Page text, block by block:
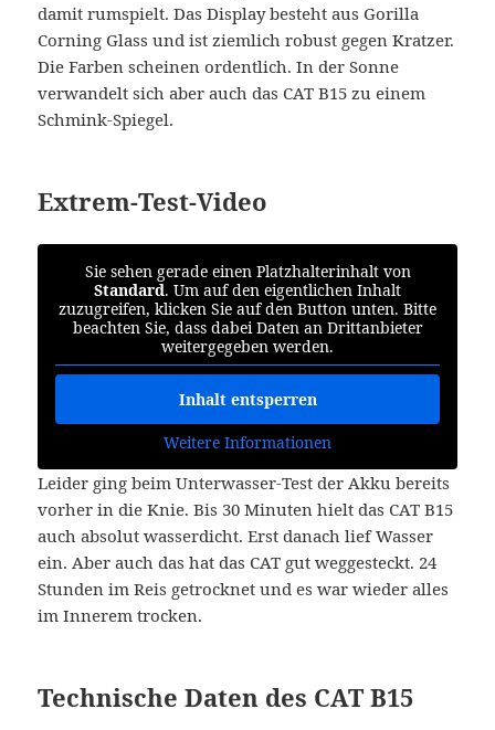
damit rumspielt. Das Display besteht aus Gorilla
Corning Glass und ist ziemlich robust gegen Kratzer.
Die Farben scheinen ordentlich. In der Sonne
verwandelt sich aber auch das CAT B15 zu einem
Schmink-Spiegel.
Extrem-Test-Video
Sie sehen gerade einen Platzhalterinhalt von
Standard. Um auf den eigentlichen Inhalt
zuzugreifen, klicken Sie auf den Button unten. Bitte
beachten Sie, dass dabei Daten an Drittanbieter
weitergegeben werden.
Inhalt entsperren
Weitere Informationen
Leider ging beim Unterwasser-Test der Akku bereits
vorher in die Knie. Bis 30 Minuten hielt das CAT B15
auch absolut wasserdicht. Erst danach lief Wasser
ein. Aber auch das hat das CAT gut weggesteckt. 24
Stunden im Reis getrocknet und es war wieder alles
im Innerem trocken.
Technische Daten des CAT B15